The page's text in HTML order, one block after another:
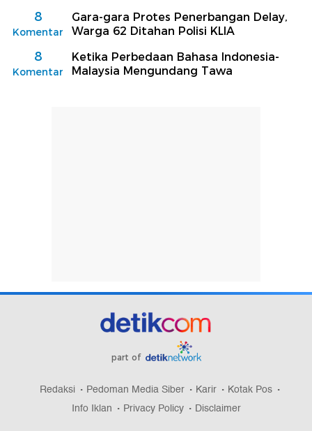
8
Komentar
Gara-gara Protes Penerbangan Delay,
Warga 62 Ditahan Polisi KLIA
8
Komentar
Ketika Perbedaan Bahasa Indonesia-
Malaysia Mengundang Tawa
part of
Redaksi Pedoman Media Siber Karir
Kotak Pos
Info Iklan
Privacy Policy Disclaimer